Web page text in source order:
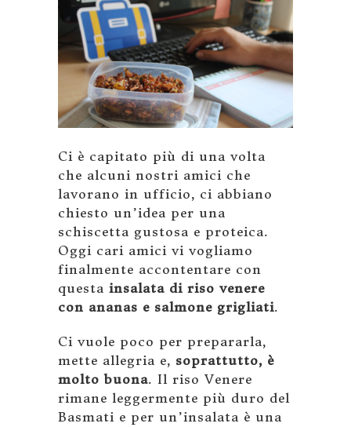
Ci è capitato più di una volta
che alcuni nostri amici che
lavorano in ufficio, ci abbiano
chiesto un’idea per una
schiscetta gustosa e proteica.
Oggi cari amici vi vogliamo
finalmente accontentare con
questa insalata di riso venere
con ananas e salmone grigliati.
Ci vuole poco per prepararla,
mette allegria e, soprattutto, è
molto buona. Il riso Venere
rimane leggermente più duro del
Basmati e per un’insalata è una